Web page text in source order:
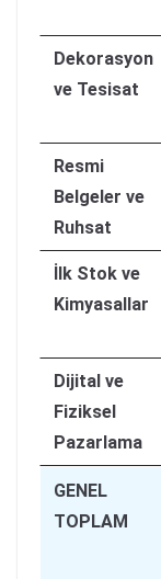
Dekorasyon
ve Tesisat
Resmi
Belgeler ve
Ruhsat
İlk Stok ve
Kimyasallar
Dijital ve
Fiziksel
Pazarlama
GENEL
TOPLAM